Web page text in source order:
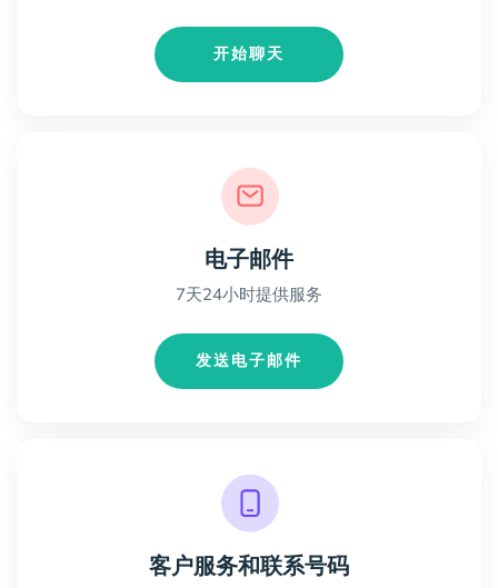
开始聊天
电子邮件
7天24小时提供服务
发送电子邮件
客户服务和联系号码